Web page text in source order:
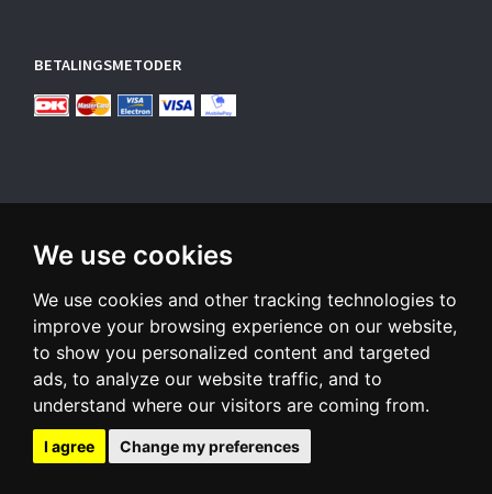
We use cookies
We use cookies and other tracking technologies to
improve your browsing experience on our website,
to show you personalized content and targeted
ads, to analyze our website traffic, and to
understand where our visitors are coming from.
I agree Change my preferences
BETALINGSMETODER
TILMELD NYHEDSBREV
Email-
adresse
Tilmeld dig vores nyhedsbrev og modtag gode tilbud samt
andre spændende nyheder direkte i din indbakke.
Tilmeld Afmeld